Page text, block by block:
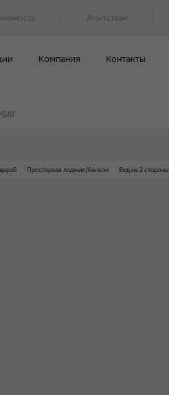
Агентствам
Компания Контакты
Просторная лоджия/балкон Вид на 2 стороны